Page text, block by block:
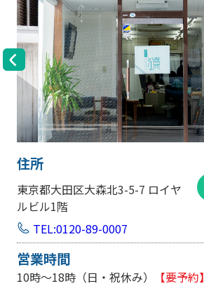
住所
東京都大田区大森北3-5-7 ロイヤ
ルビル1階
TEL:0120-89-0007
営業時間
10時～18時（日・祝休み） 【要予約】